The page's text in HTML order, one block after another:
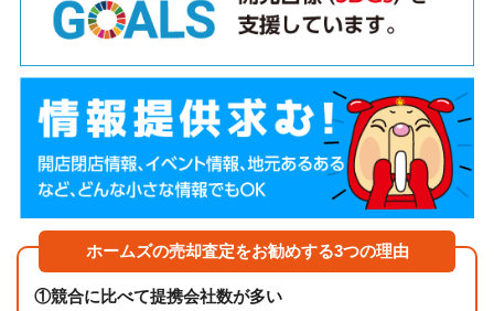
ホームズの売却査定をお勧めする3つの理由
①競合に比べて提携会社数が多い